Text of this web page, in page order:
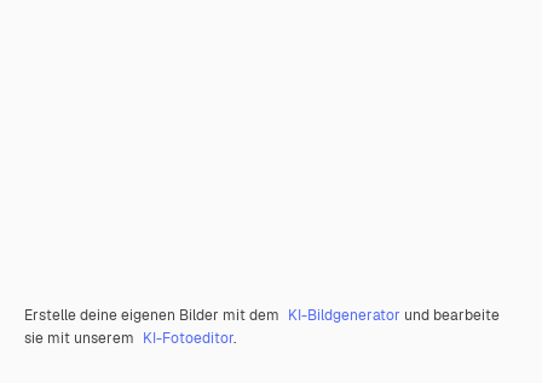
Erstelle deine eigenen Bilder mit dem KI-Bildgenerator und bearbeite
sie mit unserem KI-Fotoeditor.